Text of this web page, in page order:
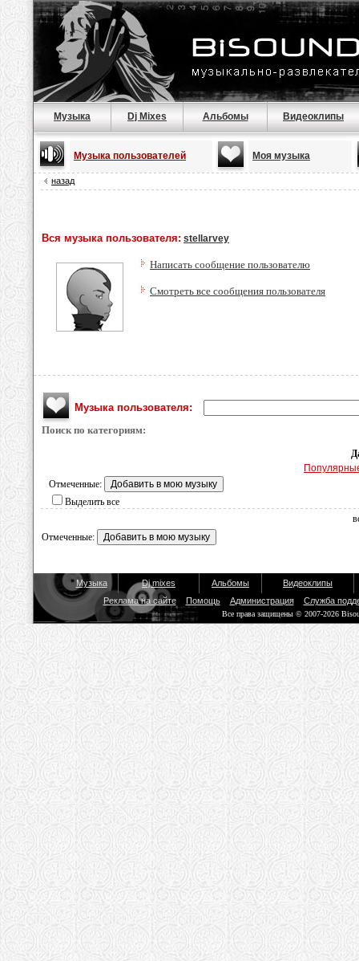
Музыка Dj Mixes Альбомы Видеоклипы
Музыка пользователей Моя музыка
назад
Вся музыка пользователя: stellarvey
Написать сообщение пользователю
Смотреть все сообщения пользователя
Музыка пользователя:
Поиск по категориям:
Отмеченные:
Выделить все
Отмеченные:
Музыка Dj mixes Альбомы
Видеоклипы
Реклама на сайте
Помощь Администрация Служба
Все права защищены © 2007-2026